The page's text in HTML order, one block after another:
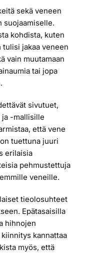
sekä veneen
suojaamiselle.
kohdista, kuten
jakaa veneen
vain muutamaan
tai jopa
sivutuet,
ja -mallisille
että vene
tuettuna juuri
erilaisia
pehmustettuja
veneille.
tieolosuhteet
Epätasaisilla
hihnojen
kannattaa
myös, että